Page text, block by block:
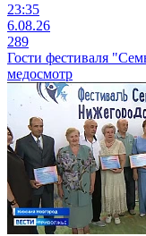
23:35
6.08.26
289
Гости фестиваля
медосмотр